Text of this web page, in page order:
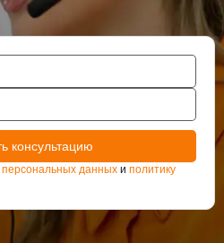
персональных данных и политику